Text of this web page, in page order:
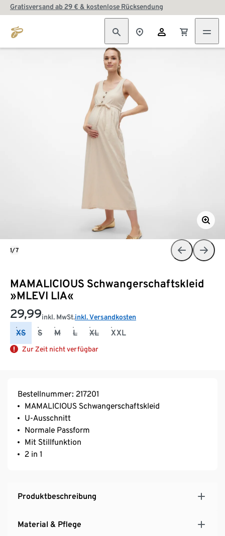
Gratisversand ab 29 € & kostenlose Rücksendung
MAMALICIOUS Schwangerschaftskleid
»MLEVI LIA«
29,99inkl. MwSt.inkl. Versandkosten
XS S M L XL XXL
Zur Zeit nicht verfügbar
1/7
Bestellnummer: 217201
MAMALICIOUS Schwangerschaftskleid
U-Ausschnitt
Normale Passform
Mit Stillfunktion
2 in 1
Produktbeschreibung
Material & Pflege